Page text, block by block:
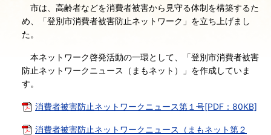
市は、高齢者などを消費者被害から見守る体制を構築するた
め、「登別市消費者被害防止ネットワーク」を立ち上げまし
た。
本ネットワーク啓発活動の一環として、「登別市消費者被害
防止ネットワークニュース（まもネット）」を作成していま
す。
消費者被害防止ネットワークニュース第１号[PDF：80KB]
消費者被害防止ネットワークニュース（まもネット第２